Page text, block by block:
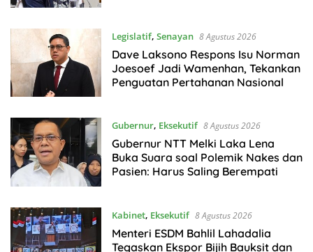
Legislatif, Senayan 8 Agustus 2026
Dave Laksono Respons Isu Norman
Joesoef Jadi Wamenhan, Tekankan
Penguatan Pertahanan Nasional
Gubernur, Eksekutif 8 Agustus 2026
Gubernur NTT Melki Laka Lena
Buka Suara soal Polemik Nakes dan
Pasien: Harus Saling Berempati
Kabinet, Eksekutif 8 Agustus 2026
Menteri ESDM Bahlil Lahadalia
Tegaskan Ekspor Bijih Bauksit dan